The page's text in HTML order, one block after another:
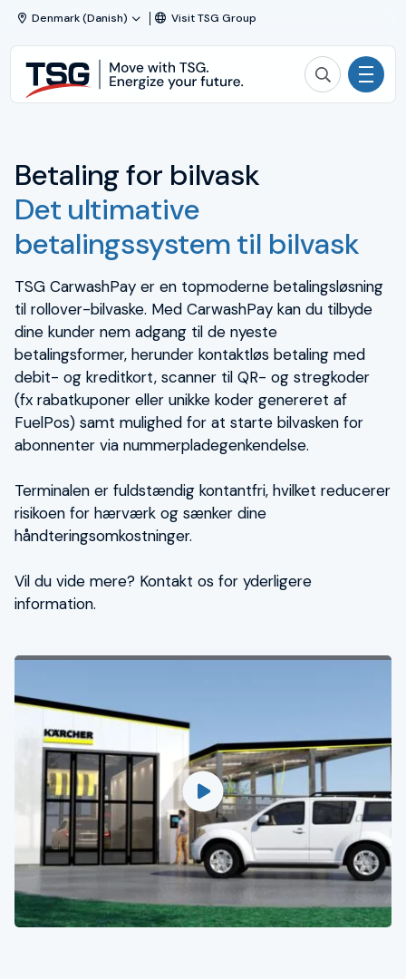
Spring til indhold
Løsninger
Services
Om TSG
Nyheder
Sikkerhed, sundhed og miljø (HSSE)
Karriere
Kontakt
Denmark (Danish) Visit TSG Group
TSG
Solutions
Søg i TSG
Betaling for bilvask
Det ultimative
betalingssystem til bilvask
TSG CarwashPay er en topmoderne betalingsløsning
til rollover-bilvaske. Med CarwashPay kan du tilbyde
dine kunder nem adgang til de nyeste
betalingsformer, herunder kontaktløs betaling med
debit- og kreditkort, scanner til QR- og stregkoder
(fx rabatkuponer eller unikke koder genereret af
FuelPos) samt mulighed for at starte bilvasken for
abonnenter via nummerpladegenkendelse.
Terminalen er fuldstændig kontantfri, hvilket reducerer
risikoen for hærværk og sænker dine
håndteringsomkostninger.
Vil du vide mere? Kontakt os for yderligere
information.